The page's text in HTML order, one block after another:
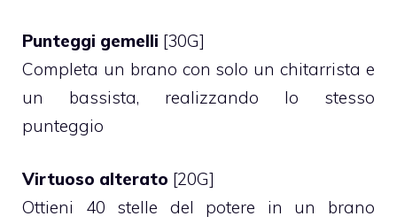
Punteggi gemelli [30G]
Completa un brano con solo un chitarrista e
un bassista, realizzando lo stesso
punteggio
Virtuoso alterato [20G]
Ottieni 40 stelle del potere in un brano